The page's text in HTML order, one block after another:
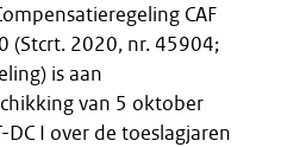
CAF
(Stcrt. 2020, nr. 45904;
is aan
van 5 oktober
I over de toeslagjaren